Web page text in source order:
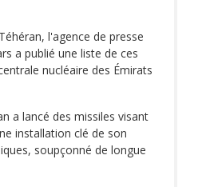
l'agence de presse
a publié une liste de ces
nucléaire des Émirats
a lancé des missiles visant
installation clé de son
soupçonné de longue